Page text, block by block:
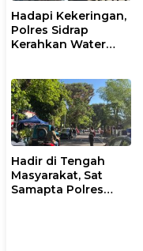
Hadapi Kekeringan,
Polres Sidrap
Kerahkan Water
Hadir di Tengah
Masyarakat, Sat
Samapta Polres